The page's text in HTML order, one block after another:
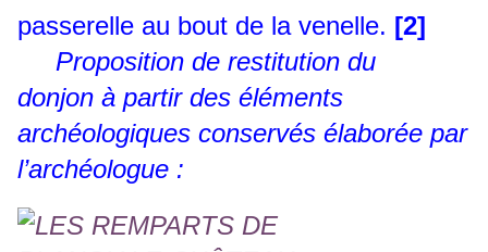
passerelle au bout de la venelle. [2]
Proposition de restitution du
donjon à partir des éléments
archéologiques conservés élaborée par
l’archéologue :